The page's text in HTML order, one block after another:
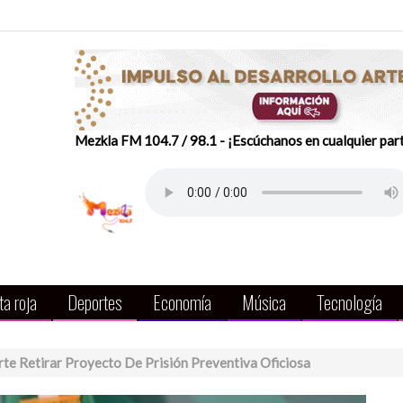
Mezkla FM 104.7 / 98.1 - ¡Escúchanos en cualquier
roja Deportes Economía Música Tecnología
Retirar Proyecto De Prisión Preventiva Oficiosa